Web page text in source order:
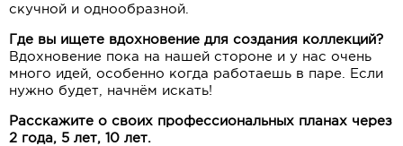
скучной и однообразной.
Где вы ищете вдохновение для создания коллекций?
Вдохновение пока на нашей стороне и у нас очень
много идей, особенно когда работаешь в паре. Если
нужно будет, начнём искать!
Расскажите о своих профессиональных планах через
2 года, 5 лет, 10 лет.